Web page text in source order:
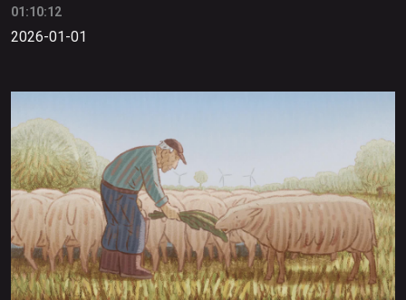
01:10:12
2026-01-01